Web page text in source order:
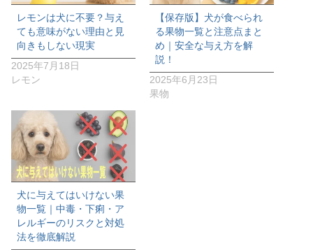
レモンは犬に不要？与え
ても意味がない理由と見
向きもしない現実
2025年7月18日
レモン
【保存版】犬が食べられ
る果物一覧と注意点まと
め｜安全な与え方を解
説！
2025年6月23日
果物
犬に与えてはいけない果
物一覧｜中毒・下痢・ア
レルギーのリスクと対処
法を徹底解説